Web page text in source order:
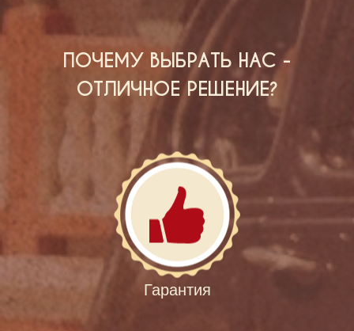
ПОЧЕМУ ВЫБРАТЬ НАС -
ОТЛИЧНОЕ РЕШЕНИЕ?
Гарантия